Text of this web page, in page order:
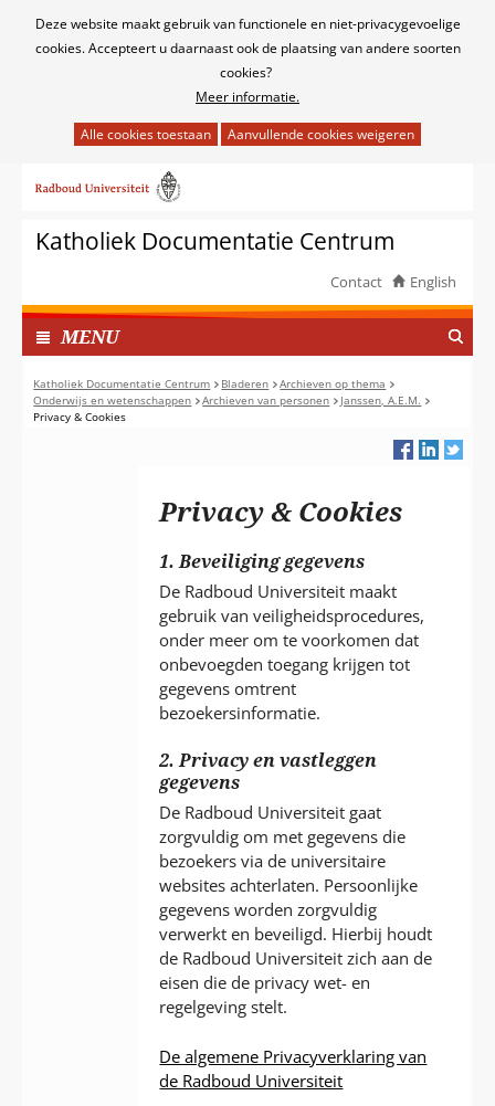
Cookies
Deze website maakt gebruik van functionele en niet-privacygevoelige
cookies. Accepteert u daarnaast ook de plaatsing van andere soorten
cookies?
Meer informatie.
het
van
cookies
deze
website
worden
toegestaan
of
geweigerd.
naar
inhoudKatholiek Documentatie Centrum
Contact English
MENUI
N
G
E
K
Katholiek Documentatie Centrum Bladeren
Archieven op thema
Onderwijs en wetenschappen
Archieven van personen
Janssen, A.E.M.
Privacy & Cookies
Privacy & Cookies
1. Beveiliging gegevens
De Radboud Universiteit maakt
gebruik van veiligheidsprocedures,
onder meer om te voorkomen dat
onbevoegden toegang krijgen tot
gegevens omtrent
bezoekersinformatie.
2. Privacy en vastleggen
gegevens
De Radboud Universiteit gaat
zorgvuldig om met gegevens die
bezoekers via de universitaire
websites achterlaten. Persoonlijke
gegevens worden zorgvuldig
verwerkt en beveiligd. Hierbij houdt
de Radboud Universiteit zich aan de
eisen die de privacy wet- en
regelgeving stelt.
De algemene Privacyverklaring van
de Radboud Universiteit